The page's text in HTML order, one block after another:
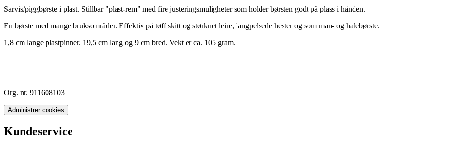
Sarvis/piggbørste i plast. Stillbar "plast-rem" med fire justeringsmuligheter som holder børsten godt på plass i hånden.
En børste med mange bruksområder. Effektiv på tøff skitt og størknet leire, langpelsede hester og som man- og halebørste.
1,8 cm lange plastpinner. 19,5 cm lang og 9 cm bred. Vekt er ca. 105 gram.
Org. nr. 911608103
Administrer cookies
Kundeservice